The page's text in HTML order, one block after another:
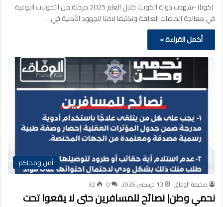
(كونا) -شهدت دولة الكويت خلال العام 2025 مرحلة من التحولات النوعية
في معالجة الملفات العالقة وتكثيفا لافتا للجهود الأمنية في…
أكمل القراءة »
أمن ومحاكم
صحيفة الوفاق 13 ديسمبر، 2025 0
32
نحمي وطن| نصائح للمسافرين حتى لا يقعوا تحت